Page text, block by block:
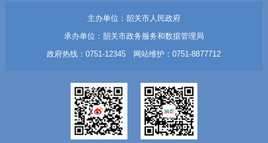
主办单位：韶关市人民政府
承办单位：韶关市政务服务和数据管理局
政府热线：0751-12345 网站维护：0751-8877712